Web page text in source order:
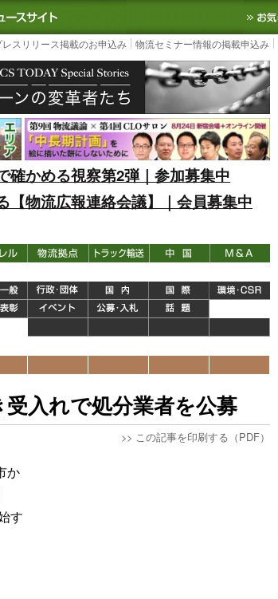
｜国内最大の物流ニュースサイト3PL, SCMなど国内外の
スリリース掲載のお申込み 物流セミナー情報の掲載申込み
確かめる視察第2弾｜参加募集中
【物流広報連絡会議】｜会員募集中
入れで処分業者を公募
>> この記事を印刷する（PDF）
か
す